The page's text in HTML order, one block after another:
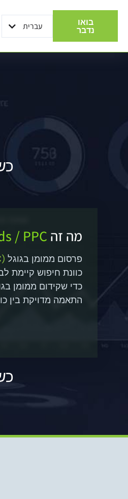
עברית
English
בואו
נדבר
מה זה / PPC?
פרסום ממומן בגוגל (Google Ads / PPC)
כוונת חיפוש קיימת
כדי שקידום ממומן
התאמה מדויקת בין